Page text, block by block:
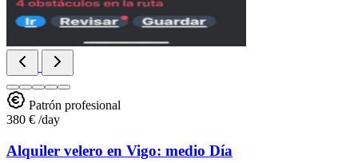
Patrón profesional
380 € /day
Alquiler velero en Vigo: medio Día